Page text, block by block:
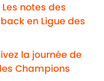
notes des
en Ligue des
la journée de
Champions